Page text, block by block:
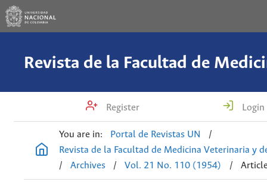
Register Login
You are in: Portal de Revistas UN
/
Revista de la Facultad de Medicina Veterinaria y
/
Archives / Vol. 21 No. 110 (1954) /